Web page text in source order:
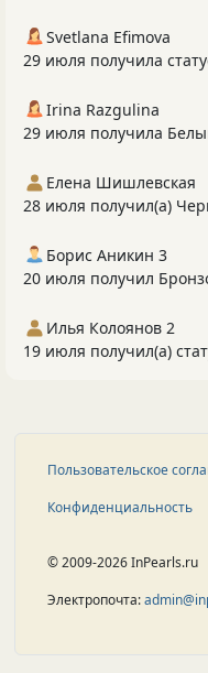
Svetlana Efimova
29 июля получила
Irina Razgulina
29 июля получила
Елена Шишлевская
28 июля получил(а)
Борис Аникин 3
20 июля получил
Илья Колоянов 2
19 июля получил(а)
Пользовательское
Конфиденциальность
© 2009-2026 InPearls.ru
Электропочта: